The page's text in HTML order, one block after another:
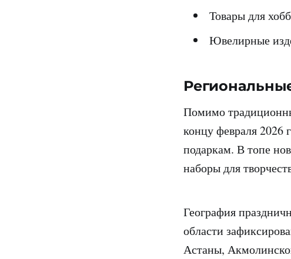
Товары для
Ювелирные
Помимо
концу февраля 2026
подаркам. В топе
наборы для
География
области
Астаны,